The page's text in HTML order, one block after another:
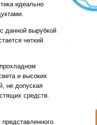
идеально
данной вырубкой
четкий
и высоких
не допуская
средств.